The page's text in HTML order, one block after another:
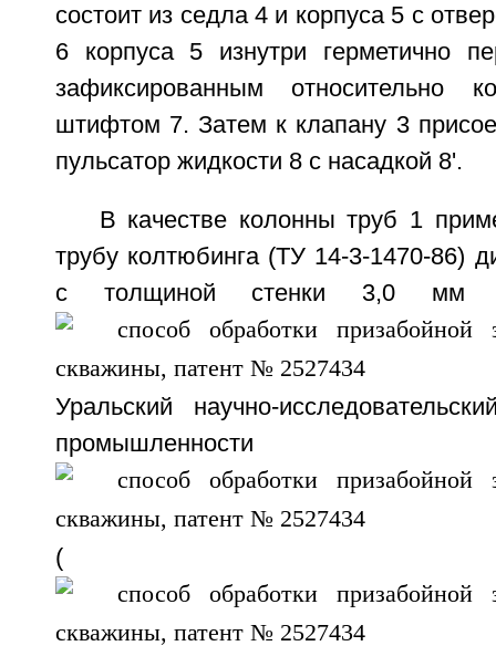
состоит из седла 4 и корпуса 5 с
6 корпуса 5 изнутри герметично
зафиксированным относительно
штифтом 7. Затем к клапану 3
пульсатор жидкости 8 с насадкой 8'.
В качестве колонны труб 1
трубу колтюбинга (ТУ 14-3-1470-86)
с толщиной стенки 3,0 мм
Уральский научно-
промышленности
(